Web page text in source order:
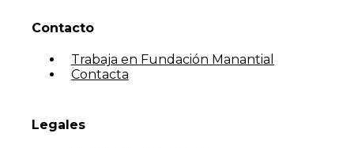
Contacto
Trabaja en Fundación Manantial
Contacta
Legales